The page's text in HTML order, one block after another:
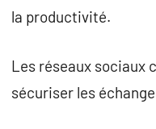
la productivité.
Les réseaux sociaux
sécuriser les